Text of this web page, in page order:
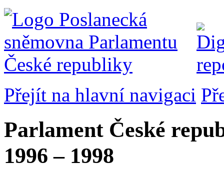
Přejít na hlavní navigaci
Parlament České
1996 – 1998